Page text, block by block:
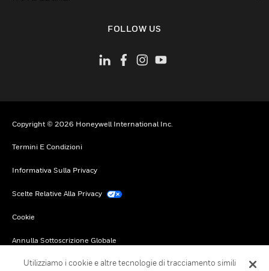
FOLLOW US
Copyright © 2026 Honeywell International Inc.
Termini E Condizioni
Informativa Sulla Privacy
Scelte Relative Alla Privacy
Cookie
Annulla Sottoscrizione Globale
Utilizziamo i cookie e altre tecnologie di tracciamento simili